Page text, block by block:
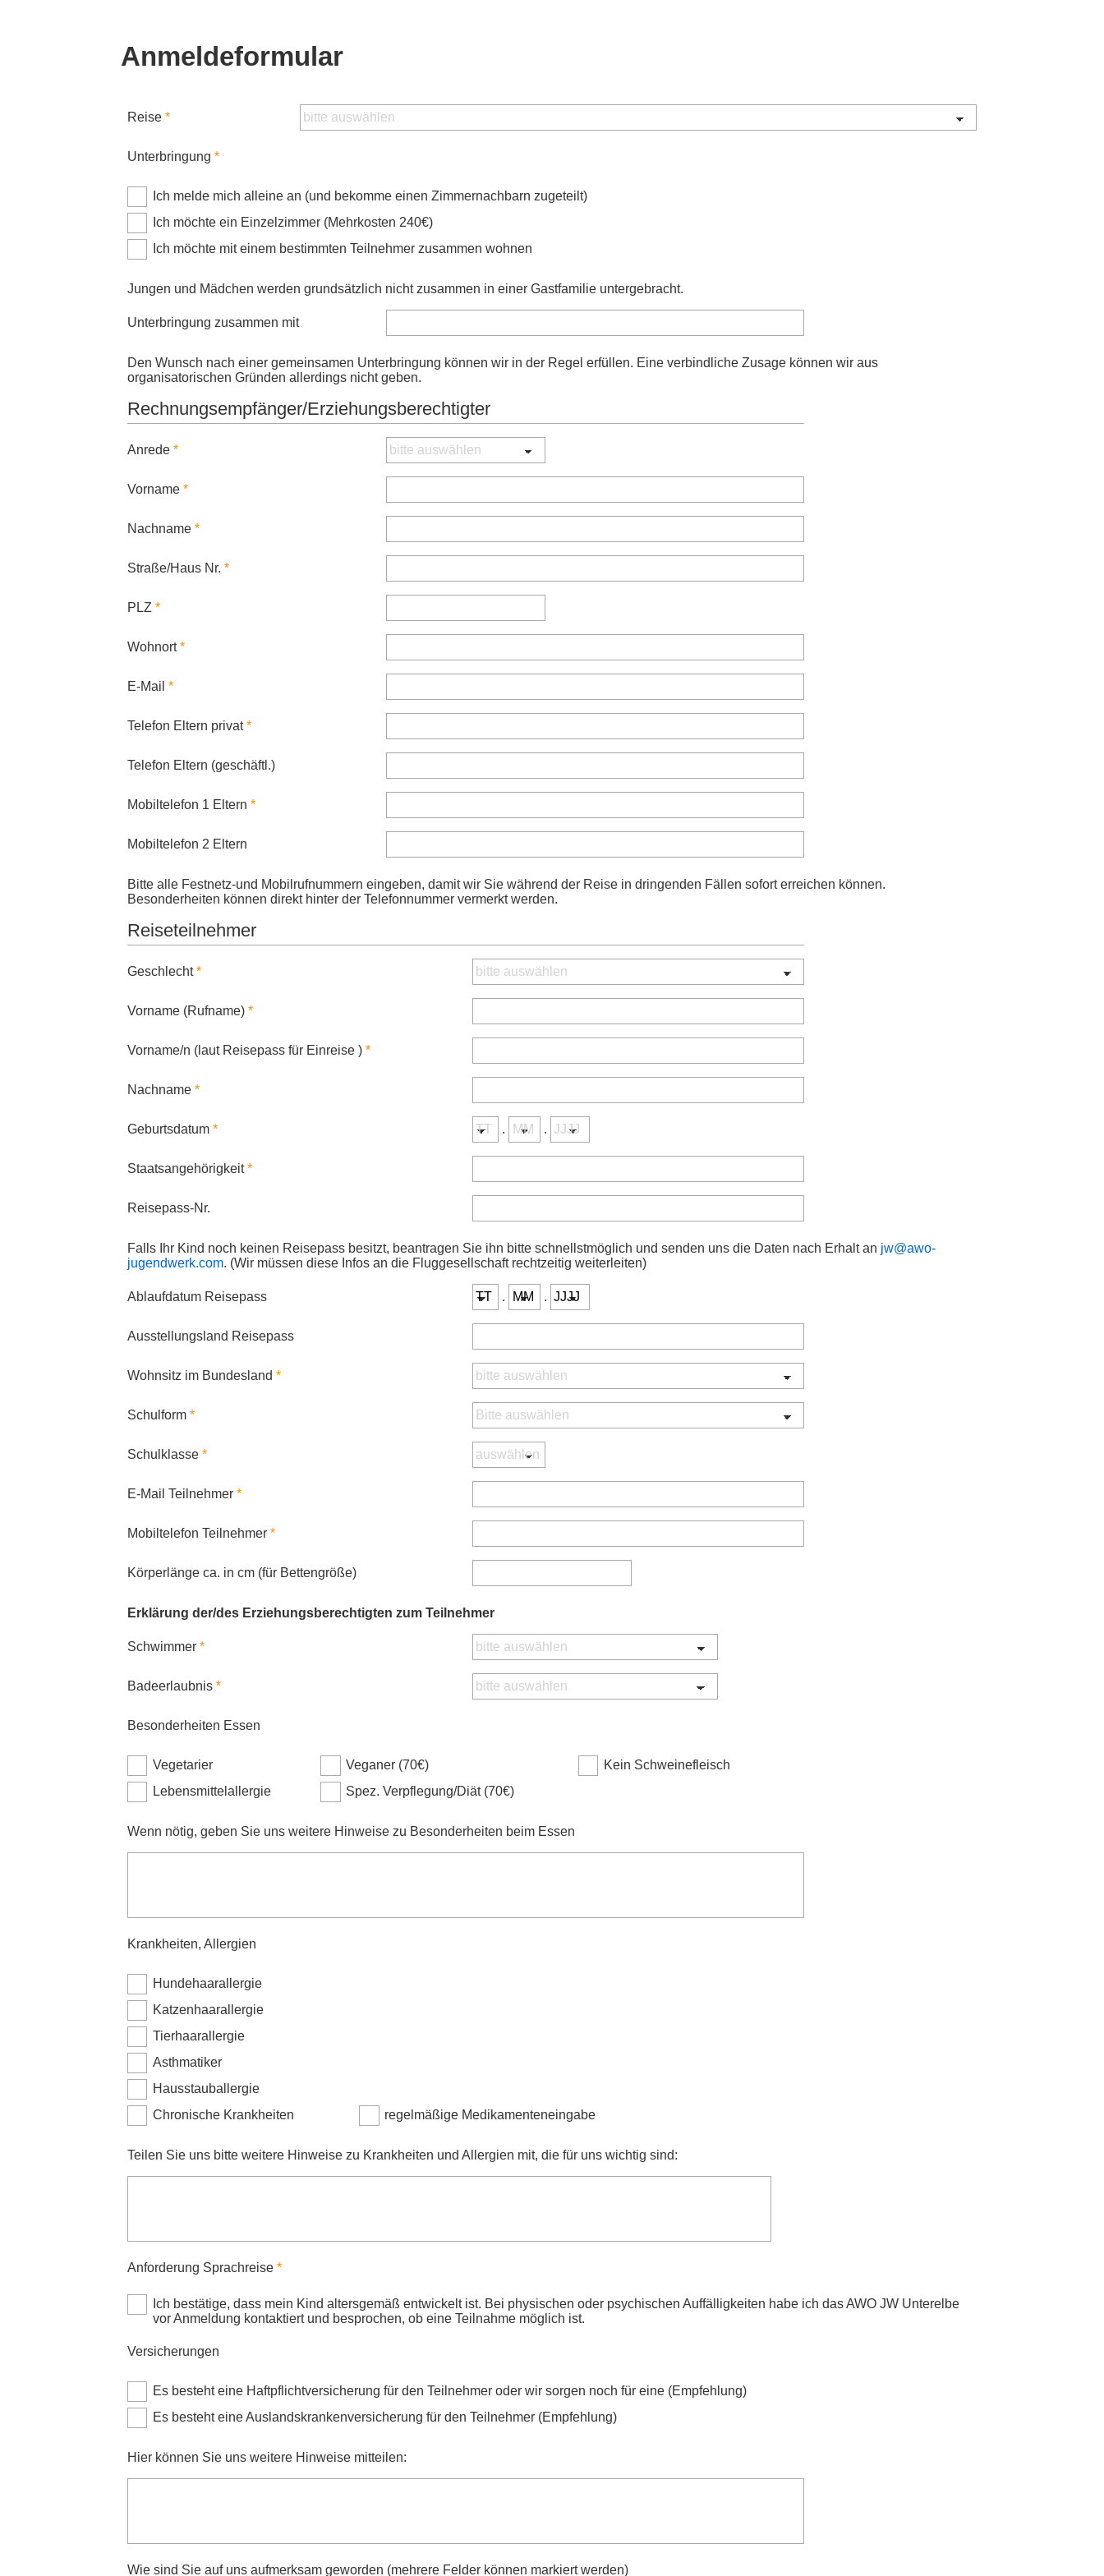
Anmeldeformular
Reise
Unterbringung
Ich melde mich alleine an (und bekomme einen Zimmernachbarn zugeteilt)
Ich möchte ein Einzelzimmer (Mehrkosten 240€)
Ich möchte mit einem bestimmten Teilnehmer zusammen wohnen
Jungen und Mädchen werden grundsätzlich nicht zusammen in einer Gastfamilie untergebracht.
Unterbringung zusammen mit
Den Wunsch nach einer gemeinsamen Unterbringung können wir in der Regel erfüllen. Eine verbindliche Zusage können wir aus
organisatorischen Gründen allerdings nicht geben.
Rechnungsempfänger/Erziehungsberechtigter
Anrede
Vorname
Nachname
Straße/Haus Nr.
PLZ
Wohnort
E-Mail
Telefon Eltern privat
Telefon Eltern (geschäftl.)
Mobiltelefon 1 Eltern
Mobiltelefon 2 Eltern
Bitte alle Festnetz-und Mobilrufnummern eingeben, damit wir Sie während der Reise in dringenden Fällen sofort erreichen können.
Besonderheiten können direkt hinter der Telefonnummer vermerkt werden.
Reiseteilnehmer
Geschlecht
Vorname (Rufname)
Vorname/n (laut Reisepass für Einreise )
Nachname
Geburtsdatum . .
Staatsangehörigkeit
Reisepass-Nr.
Falls Ihr Kind noch keinen Reisepass besitzt, beantragen Sie ihn bitte schnellstmöglich und senden uns die Daten nach Erhalt an jw@awo-
jugendwerk.com. (Wir müssen diese Infos an die Fluggesellschaft rechtzeitig weiterleiten)
Ablaufdatum Reisepass . .
Ausstellungsland Reisepass
Wohnsitz im Bundesland
Schulform
Schulklasse
E-Mail Teilnehmer
Mobiltelefon Teilnehmer
Körperlänge ca. in cm (für Bettengröße)
Erklärung der/des Erziehungsberechtigten zum Teilnehmer
Schwimmer
Badeerlaubnis
Besonderheiten Essen
Vegetarier Veganer (70€)
Kein Schweinefleisch
Lebensmittelallergie
Spez. Verpflegung/Diät (70€)
Wenn nötig, geben Sie uns weitere Hinweise zu Besonderheiten beim Essen
Krankheiten, Allergien
Hundehaarallergie
Katzenhaarallergie
Tierhaarallergie
Asthmatiker
Hausstauballergie
Chronische Krankheiten
regelmäßige Medikamenteneingabe
Teilen Sie uns bitte weitere Hinweise zu Krankheiten und Allergien mit, die für uns wichtig sind:
Anforderung Sprachreise
Ich bestätige, dass mein Kind altersgemäß entwickelt ist. Bei physischen oder psychischen Auffälligkeiten habe ich das AWO JW Unterelbe
vor Anmeldung kontaktiert und besprochen, ob eine Teilnahme möglich ist.
Versicherungen
Es besteht eine Haftpflichtversicherung für den Teilnehmer oder wir sorgen noch für eine (Empfehlung)
Es besteht eine Auslandskrankenversicherung für den Teilnehmer (Empfehlung)
Hier können Sie uns weitere Hinweise mitteilen:
Wie sind Sie auf uns aufmerksam geworden (mehrere Felder können markiert werden)